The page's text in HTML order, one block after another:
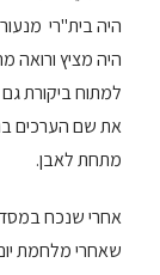
היה בית"רי
היה מציץ ורואה
למתוח ביקורת
את שם הערכים
מתחת לאבן.
אחרי שנכח
שאחרי מלחמת